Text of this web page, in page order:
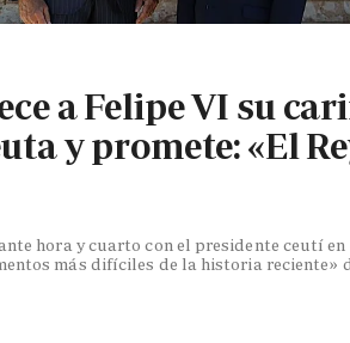
a Felipe VI su
y promete: «El
hora y cuarto con el presidente ceutí en
más difíciles de la historia reciente»